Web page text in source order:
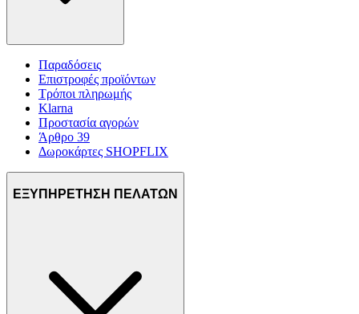
Παραδόσεις
Επιστροφές προϊόντων
Τρόποι πληρωμής
Klarna
Προστασία αγορών
Άρθρο 39
Δωροκάρτες SHOPFLIX
ΕΞΥΠΗΡΕΤΗΣΗ ΠΕΛΑΤΩΝ